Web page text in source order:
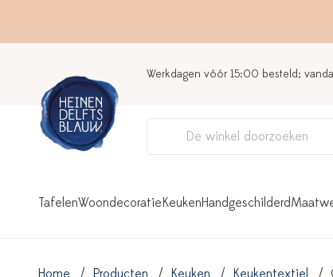
Werkdagen vóór 15:00 besteld;
TafelenWoondecoratieKeukenHandgeschilderd
Home Producten Keuken Keukentextiel